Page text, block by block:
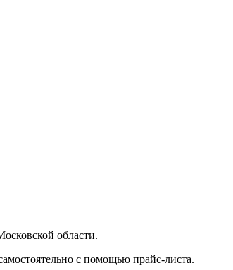
области.
с помощью прайс-листа.